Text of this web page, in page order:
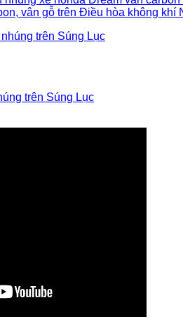
trên Súng Lục